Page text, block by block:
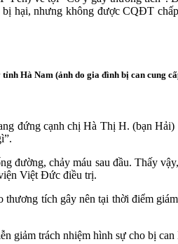
hại, nhưng không được CQĐT
Hà Nam (ảnh do gia đình bị can cung
đứng cạnh chị Hà Thị H. (bạn
đường, chảy máu sau đầu. Thấy
Việt Đức điều trị.
tích gây nên tại thời điểm
giảm trách nhiệm hình sự cho bị can